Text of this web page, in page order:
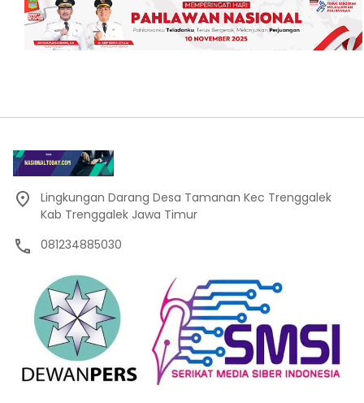
Lingkungan Darang Desa Tamanan Kec Trenggalek
Kab Trenggalek Jawa Timur
081234885030